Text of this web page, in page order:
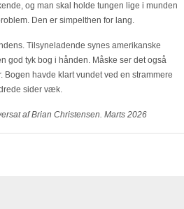
og man skal holde tungen lige i munden
Den er simpelthen for lang.
Tilsyneladende synes amerikanske
god tyk bog i hånden. Måske ser det også
havde klart vundet ved en strammere
sider væk.
af Brian Christensen. Marts 2026